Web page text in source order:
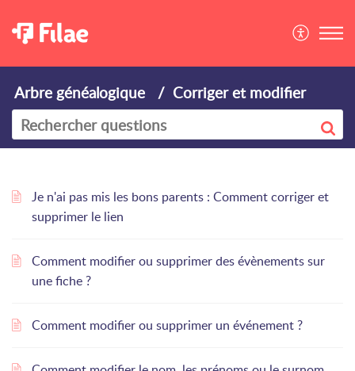
Arbre généalogique Corriger et modifier
Je n'ai pas mis les bons parents : Comment corriger et
supprimer le lien
Comment modifier ou supprimer des évènements sur
une fiche ?
Comment modifier ou supprimer un événement ?